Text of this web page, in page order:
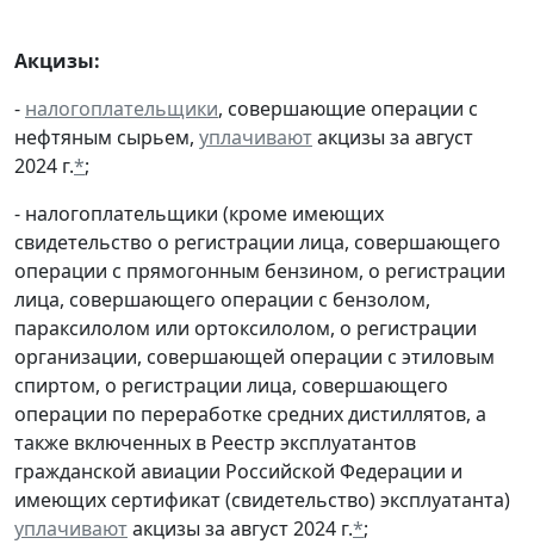
Акцизы:
- налогоплательщики, совершающие операции с
нефтяным сырьем, уплачиваютакцизы за август
2024 г.*;
- налогоплательщики (кроме имеющих
свидетельство о регистрации лица, совершающего
операции с прямогонным бензином, о регистрации
лица, совершающего операции с бензолом,
параксилолом или ортоксилолом, о регистрации
организации, совершающей операции с этиловым
спиртом, о регистрации лица, совершающего
операции по переработке средних дистиллятов, а
также включенных в Реестр эксплуатантов
гражданской авиации Российской Федерации и
имеющих сертификат (свидетельство) эксплуатанта)
уплачиваютакцизы за август 2024 г.*;